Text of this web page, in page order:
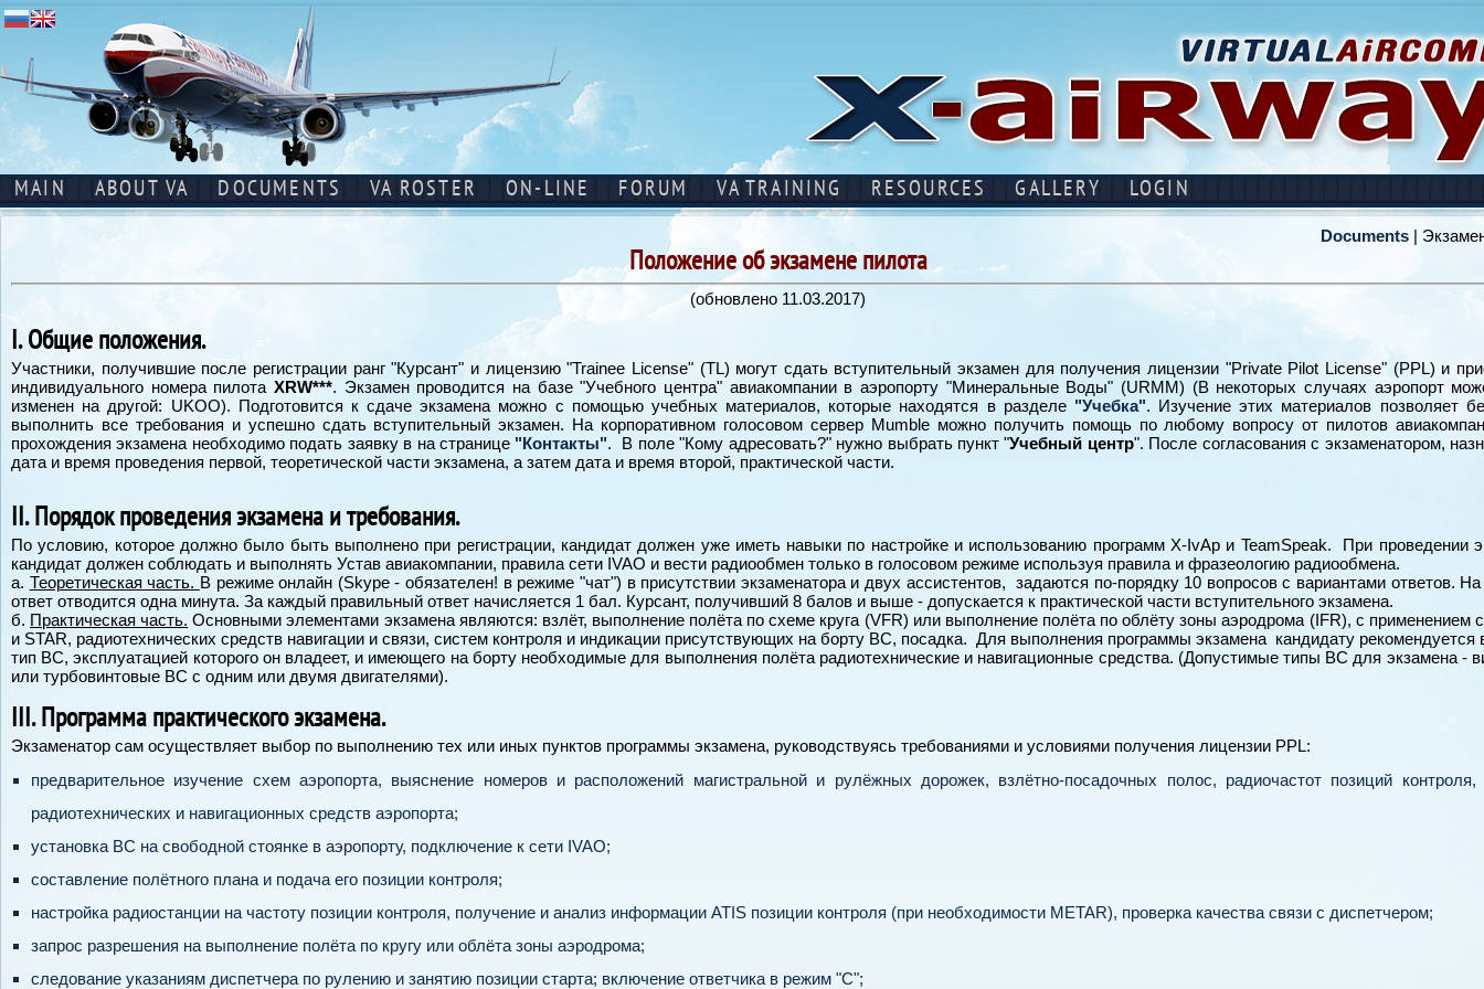
MAIN ABOUT VA DOCUMENTS VA ROSTER ON-LINE FORUM VA TRAINING RESOURCES GALLERY LOGIN
Documents |
Положение об экзамене пилота
(обновлено 11.03.2017)
I. Общие положения.
Участники, получившие после регистрации ранг "Курсант" и лицензию "Trainee License" (TL) могут сдать вступительный экзамен для получения лицензии "Private Pilot License" (PPL) и
индивидуального номера пилота XRW***. Экзамен проводится на базе "Учебного центра" авиакомпании в аэропорту "Минеральные Воды" (URMM) (В некоторых случаях аэропорт
изменен на другой: UKOO). Подготовится к сдаче экзамена можно с помощью учебных материалов, которые находятся в разделе "Учебка". Изучение этих материалов позволяет
выполнить все требования и успешно сдать вступительный экзамен. На корпоративном голосовом сервер Mumble можно получить помощь по любому вопросу от пилотов
прохождения экзамена необходимо подать заявку в на странице "Контакты". В поле "Кому адресовать?" нужно выбрать пункт "Учебный центр". После согласования с экзаменатором,
дата и время проведения первой, теоретической части экзамена, а затем дата и время второй, практической части.
II. Порядок проведения экзамена и требования.
По условию, которое должно было быть выполнено при регистрации, кандидат должен уже иметь навыки по настройке и использованию программ X-IvAp и TeamSpeak. При проведении
кандидат должен соблюдать и выполнять Устав авиакомпании, правила сети IVAO и вести радиообмен только в голосовом режиме используя правила и фразеологию радиообмена.
а. Теоретическая часть. В режиме онлайн (Skype - обязателен! в режиме "чат") в присутствии экзаменатора и двух ассистентов, задаются по-порядку 10 вопросов с вариантами ответов.
ответ отводится одна минута. За каждый правильный ответ начисляется 1 бал. Курсант, получивший 8 балов и выше - допускается к практической части вступительного экзамена.
б. Практическая часть. Основными элементами экзамена являются: взлёт, выполнение полёта по схеме круга (VFR) или выполнение полёта по облёту зоны аэродрома (IFR), с применением
и STAR, радиотехнических средств навигации и связи, систем контроля и индикации присутствующих на борту ВС, посадка. Для выполнения программы экзамена кандидату рекомендуется
тип ВС, эксплуатацией которого он владеет, и имеющего на борту необходимые для выполнения полёта радиотехнические и навигационные средства. (Допустимые типы ВС для экзамена -
или турбовинтовые ВС с одним или двумя двигателями).
III. Программа практического экзамена.
Экзаменатор сам осуществляет выбор по выполнению тех или иных пунктов программы экзамена, руководствуясь требованиями и условиями получения лицензии PPL:
предварительное изучение схем аэропорта, выяснение номеров и расположений магистральной и рулёжных дорожек, взлётно-посадочных полос, радиочастот позиций контроля,
радиотехнических и навигационных средств аэропорта;
установка ВС на свободной стоянке в аэропорту, подключение к сети IVAO;
составление полётного плана и подача его позиции контроля;
настройка радиостанции на частоту позиции контроля, получение и анализ информации ATIS позиции контроля (при необходимости METAR), проверка качества связи с диспетчером;
запрос разрешения на выполнение полёта по кругу или облёта зоны аэродрома;
следование указаниям диспетчера по рулению и занятию позиции старта; включение ответчика в режим "С";